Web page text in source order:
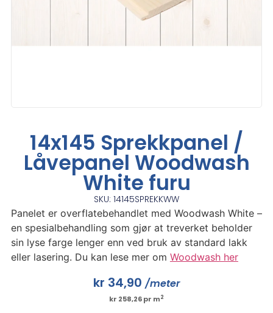
14x145 Sprekkpanel /
Låvepanel Woodwash
White furu
SKU: 14145SPREKKWW
Panelet er overflatebehandlet med Woodwash White –
en spesialbehandling som gjør at treverket beholder
sin lyse farge lenger enn ved bruk av standard lakk
eller lasering. Du kan lese mer om Woodwash her
kr 34,90 /meter
kr 258,26 pr m2